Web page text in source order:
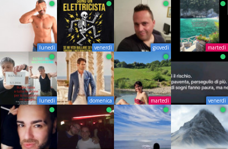
lunedì venerdì giovedì martedì
lunedì domenica martedì venerdì